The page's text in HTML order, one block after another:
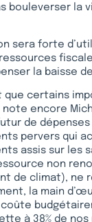
bouleverser la
sera forte
la baisse
que certains
note encore
de dépenses
pervers qui
assis sur les
non
de climat), ne
la main
à 38% de